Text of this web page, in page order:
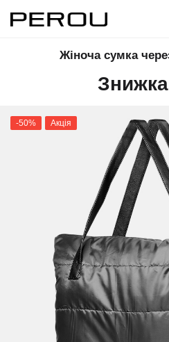
Жіноча сумка
-50% Акція